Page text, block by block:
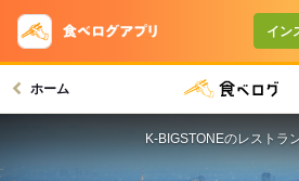
イン
ホーム
K-BIGSTONEのレストラ